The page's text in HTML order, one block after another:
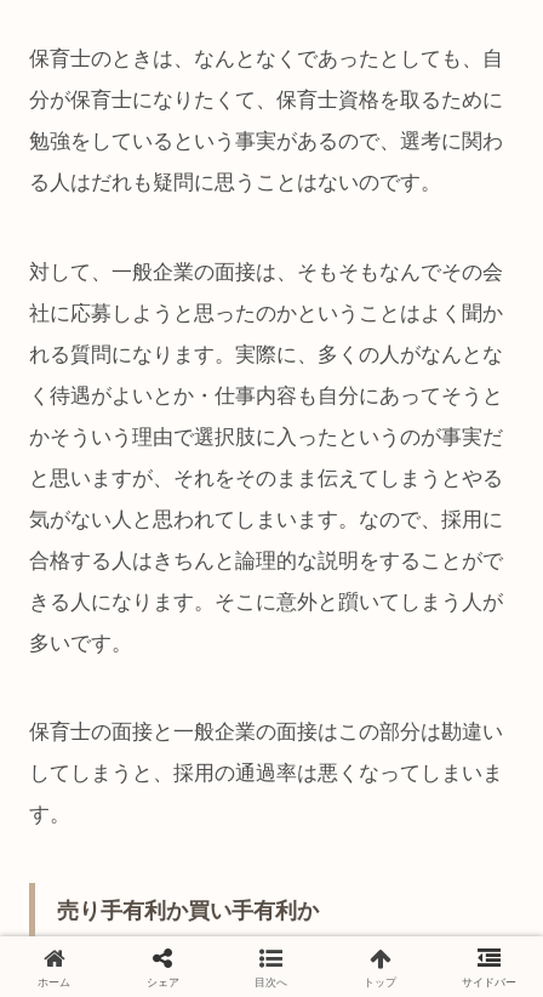
保育士のときは、なんとなくであったとしても、自
分が保育士になりたくて、保育士資格を取るために
勉強をしているという事実があるので、選考に関わ
る人はだれも疑問に思うことはないのです。
対して、一般企業の面接は、そもそもなんでその会
社に応募しようと思ったのかということはよく聞か
れる質問になります。実際に、多くの人がなんとな
く待遇がよいとか・仕事内容も自分にあってそうと
かそういう理由で選択肢に入ったというのが事実だ
と思いますが、それをそのまま伝えてしまうとやる
気がない人と思われてしまいます。なので、採用に
合格する人はきちんと論理的な説明をすることがで
きる人になります。そこに意外と躓いてしまう人が
多いです。
保育士の面接と一般企業の面接はこの部分は勘違い
してしまうと、採用の通過率は悪くなってしまいま
す。
売り手有利か買い手有利か
ホーム シェア 目次へ トップ サイドバー